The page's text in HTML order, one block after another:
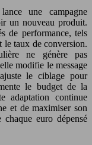
une campagne
un nouveau produit.
de performance, tels
le taux de conversion.
ne génère pas
modifie le message
le ciblage pour
le budget de la
adaptation continue
et de maximiser son
chaque euro dépensé